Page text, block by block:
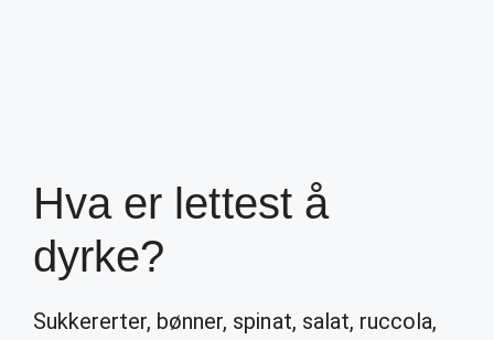
Hva er lettest å
dyrke?
Sukkererter, bønner, spinat, salat, ruccola,